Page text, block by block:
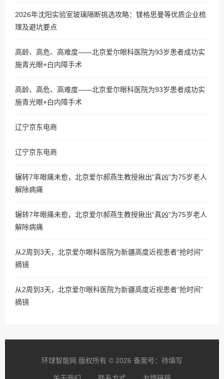
2026年沈阳实验室玻璃隔断挑选攻略：镁格思曼等优质企业梳
理及避坑要点
高龄、高危、高难度——北京爱尔眼科医院为93岁患者成功实
施青光眼+白内障手术
高龄、高危、高难度——北京爱尔眼科医院为93岁患者成功实
施青光眼+白内障手术
辽宁京东电商
辽宁京东电商
辗转7年眼痛未愈，北京爱尔郝燕生教授揪出“真凶”为75岁老人
解除病痛
辗转7年眼痛未愈，北京爱尔郝燕生教授揪出“真凶”为75岁老人
解除病痛
从2周到3天，北京爱尔眼科医院为新疆高度近视患者“抢时间”
摘镜
从2周到3天，北京爱尔眼科医院为新疆高度近视患者“抢时间”
摘镜
环球智能网 版权所有 © 2026 备案号：待填写